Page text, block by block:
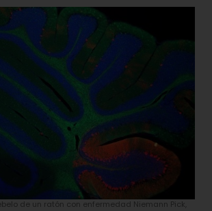
de un ratón con enfermedad Niemann Pick,